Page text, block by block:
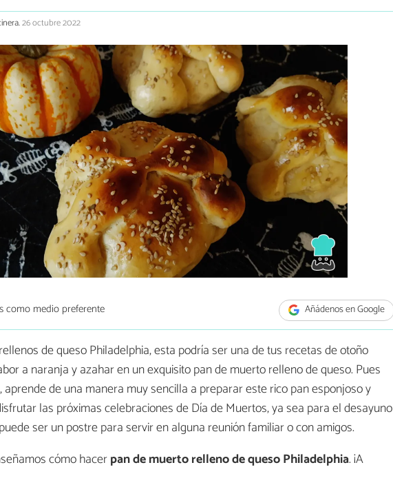
26 octubre 2022
como medio preferente Añádenos en Google
de queso Philadelphia, esta podría ser una de tus recetas de otoño
a naranja y azahar en un exquisito pan de muerto relleno de queso. Pues
aprende de una manera muy sencilla a preparar este rico pan esponjoso y
las próximas celebraciones de Día de Muertos, ya sea para el desayuno
ser un postre para servir en alguna reunión familiar o con amigos.
cómo hacerpan de muerto relleno de queso Philadelphia. ¡A